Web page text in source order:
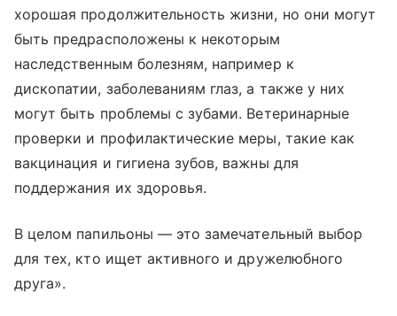
хорошая продолжительность жизни, но они могут
быть предрасположены к некоторым
наследственным болезням, например к
дископатии, заболеваниям глаз, а также у них
могут быть проблемы с зубами. Ветеринарные
проверки и профилактические меры, такие как
вакцинация и гигиена зубов, важны для
поддержания их здоровья.
В целом папильоны — это замечательный выбор
для тех, кто ищет активного и дружелюбного
друга».